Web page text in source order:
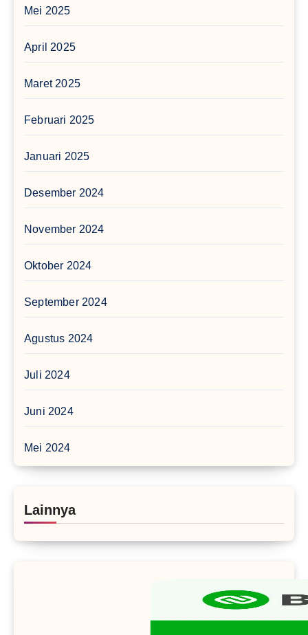
Mei 2025
April 2025
Maret 2025
Februari 2025
Januari 2025
Desember 2024
November 2024
Oktober 2024
September 2024
Agustus 2024
Juli 2024
Juni 2024
Mei 2024
Lainnya